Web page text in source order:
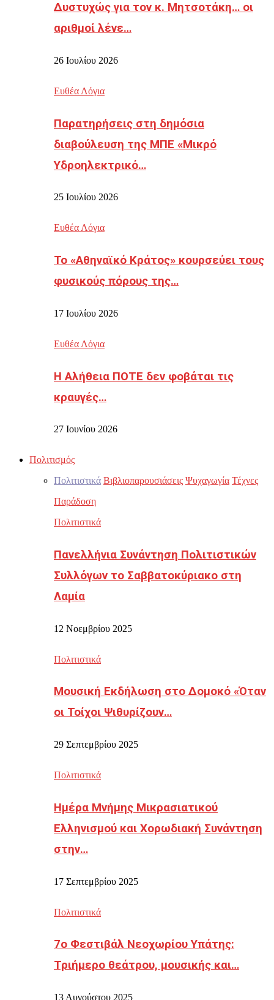
Δυστυχώς για τον κ. Μητσοτάκη… οι
αριθμοί λένε…
26 Ιουλίου 2026
Ευθέα Λόγια
Παρατηρήσεις στη δημόσια
διαβούλευση της ΜΠΕ «Μικρό
Υδροηλεκτρικό…
25 Ιουλίου 2026
Ευθέα Λόγια
Το «Αθηναϊκό Κράτος» κουρσεύει τους
φυσικούς πόρους της…
17 Ιουλίου 2026
Ευθέα Λόγια
Η Αλήθεια ΠΟΤΕ δεν φοβάται τις
κραυγές…
27 Ιουνίου 2026
Πολιτισμός
Πολιτιστικά Βιβλιοπαρουσιάσεις Ψυχαγωγία Τέχνες
Παράδοση
Πολιτιστικά
Πανελλήνια Συνάντηση Πολιτιστικών
Συλλόγων το Σαββατοκύριακο στη
Λαμία
12 Νοεμβρίου 2025
Πολιτιστικά
Μουσική Εκδήλωση στο Δομοκό «Όταν
οι Τοίχοι Ψιθυρίζουν…
29 Σεπτεμβρίου 2025
Πολιτιστικά
Ημέρα Μνήμης Μικρασιατικού
Ελληνισμού και Χορωδιακή Συνάντηση
στην…
17 Σεπτεμβρίου 2025
Πολιτιστικά
7ο Φεστιβάλ Νεοχωρίου Υπάτης:
Τριήμερο θεάτρου, μουσικής και…
13 Αυγούστου 2025